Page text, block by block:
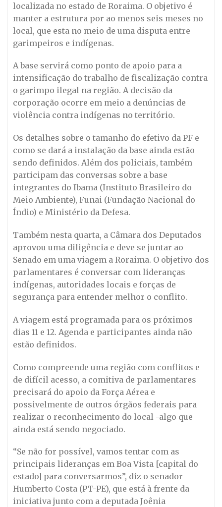
localizada no estado de Roraima. O objetivo é
manter a estrutura por ao menos seis meses no
local, que esta no meio de uma disputa entre
garimpeiros e indígenas.
A base servirá como ponto de apoio para a
intensificação do trabalho de fiscalização contra
o garimpo ilegal na região. A decisão da
corporação ocorre em meio a denúncias de
violência contra indígenas no território.
Os detalhes sobre o tamanho do efetivo da PF e
como se dará a instalação da base ainda estão
sendo definidos. Além dos policiais, também
participam das conversas sobre a base
integrantes do Ibama (Instituto Brasileiro do
Meio Ambiente), Funai (Fundação Nacional do
Índio) e Ministério da Defesa.
Também nesta quarta, a Câmara dos Deputados
aprovou uma diligência e deve se juntar ao
Senado em uma viagem a Roraima. O objetivo dos
parlamentares é conversar com lideranças
indígenas, autoridades locais e forças de
segurança para entender melhor o conflito.
A viagem está programada para os próximos
dias 11 e 12. Agenda e participantes ainda não
estão definidos.
Como compreende uma região com conflitos e
de difícil acesso, a comitiva de parlamentares
precisará do apoio da Força Aérea e
possivelmente de outros órgãos federais para
realizar o reconhecimento do local -algo que
ainda está sendo negociado.
“Se não for possível, vamos tentar com as
principais lideranças em Boa Vista [capital do
estado] para conversarmos”, diz o senador
Humberto Costa (PT-PE), que está à frente da
iniciativa junto com a deputada Joênia